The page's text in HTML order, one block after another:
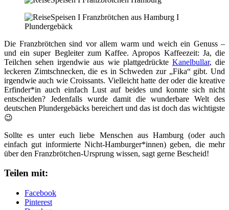
Die Franzbrötchen sind vor allem warm und weich ein Genuss –
und ein super Begleiter zum Kaffee. Apropos Kaffeezeit: Ja, die
Teilchen sehen irgendwie aus wie plattgedrückte Kanelbullar, die
leckeren Zimtschnecken, die es in Schweden zur „Fika“ gibt. Und
irgendwie auch wie Croissants. Vielleicht hatte der oder die kreative
Erfinder*in auch einfach Lust auf beides und konnte sich nicht
entscheiden? Jedenfalls wurde damit die wunderbare Welt des
deutschen Plundergebäcks bereichert und das ist doch das wichtigste
😉
Sollte es unter euch liebe Menschen aus Hamburg (oder auch
einfach gut informierte Nicht-Hamburger*innen) geben, die mehr
über den Franzbrötchen-Ursprung wissen, sagt gerne Bescheid!
Teilen mit:
Facebook
Pinterest